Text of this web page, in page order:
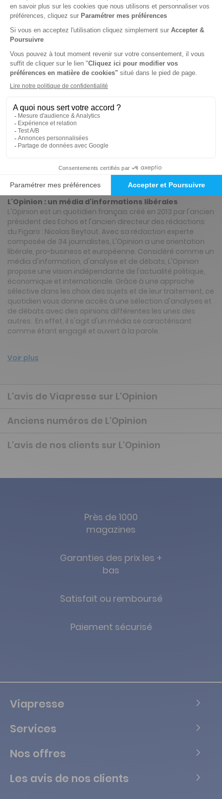
130€90 Tarif Kiosque :378€00
Tarif France métropolitaine
Renouvellement à date d’anniversaire
Abonnement 1 an
271€15 Tarif Kiosque :
Tarif France métropolitaine
Renouvellement à date d’anniversaire
Présentation du magazine L'Opinion
L'Opinion : un média d'informations libérales
L'Opinion est un quotidien français créé en 2013 par l'ancien
président des Echos et l'ancien directeur des rédactions
du Figaro : Nicolas Beytout. Avec sa rédaction experte
composée de 34 journalistes, L'Opinion a une orientation
libérale, pro-business et européenne. Considéré comme un
média d'information, d'analyse et de débats, L'Opinion
propose une vision indépendante de l'actualité politique,
économique et internationale. Grâce à une approche
sélective dans les choix des sujets et de leur traitement, ce
quotidien vous donne accès à une sélection d'analyses et
de débats avec des opinions différentes les unes des
autres. En effet, il s'agit d'un média se caractérisant
comme étant engagé et ouvert à la parole.
Voir plus
L'avis de Viapresse sur L'Opinion
Anciens numéros de L'Opinion
L'avis de nos clients sur L'Opinion
Près de 1000
magazines
Garanties des prix les +
bas
Satisfait ou remboursé
Paiement sécurisé
Viapresse
Services
Nos offres
Les avis de nos clients